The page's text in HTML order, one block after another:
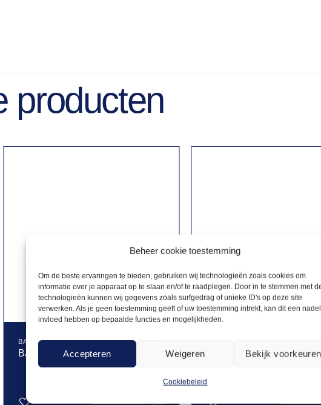
Beheer cookie toestemming
Om de beste ervaringen te bieden, gebruiken wij technologieën zoals cookies om
informatie over je apparaat op te slaan en/of te raadplegen. Door in te stemmen met
technologieën kunnen wij gegevens zoals surfgedrag of unieke ID's op deze site
verwerken. Als je geen toestemming geeft of uw toestemming intrekt, kan dit een
invloed hebben op bepaalde functies en mogelijkheden.
Accepteren Weigeren Bekijk voorkeuren
Cookiebeleid
producten
BARKRUKKEN
Barkruk Hamburg rood Barkruk Jorg
Offerte